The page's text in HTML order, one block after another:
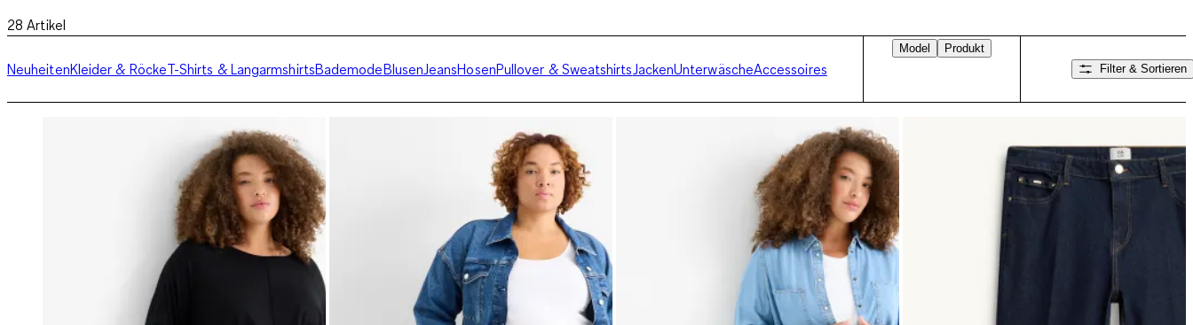
28 Artikel
NeuheitenKleider & RöckeT-Shirts & LangarmshirtsBademodeBlusen JeansHosenPullover & Sweatshirts JackenUnterwäscheAccessoires
Model
Produkt
Filter & Sortieren